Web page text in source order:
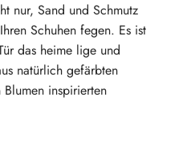
nur, Sand und Schmutz
Schuhen fegen. Es ist
das heime lige und
natürlich gefärbten
inspirierten